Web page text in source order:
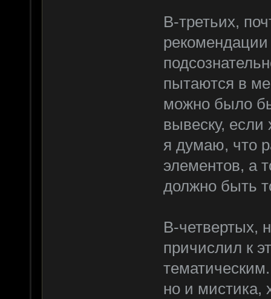
В-третьих,
пытаются в
можно было
вывеску,
я думаю, что
элементов, а
должно быть
В-четвертых,
причислил к
но и мистика,